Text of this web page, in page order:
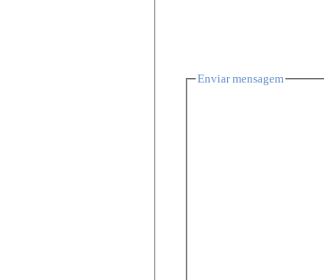
Enviar mensagem